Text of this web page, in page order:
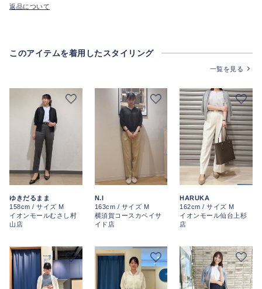
返品について
このアイテムを着用したスタイリング
一覧を見る
ゆきだるまま
158cm / サイズ M
イオンモールむさし村
山店
N.I
163cm / サイズ M
横須賀コースカベイサ
イド店
HARUKA
162cm / サイズ M
イオンモール仙台上杉
店